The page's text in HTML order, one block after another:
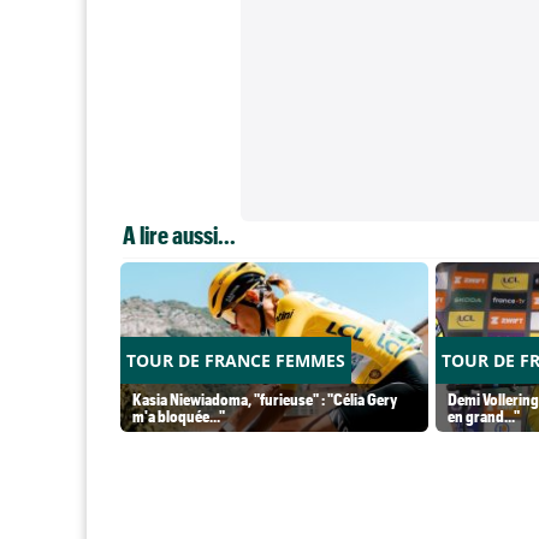
A lire aussi...
TOUR DE FRANCE FEMMES
Kasia Niewiadoma, "furieuse" : "Célia Gery
m'a bloquée..."
TOUR DE
Demi
en grand..."